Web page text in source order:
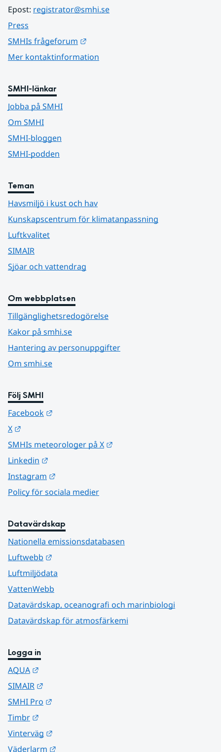
Epost: registrator@smhi.se
Press
SMHIs frågeforum
Mer kontaktinformation
SMHI-länkar
Jobba på SMHI
Om SMHI
SMHI-bloggen
SMHI-podden
Teman
Havsmiljö i kust och hav
Kunskapscentrum för klimatanpassning
Luftkvalitet
SIMAIR
Sjöar och vattendrag
Om webbplatsen
Tillgänglighetsredogörelse
Kakor på smhi.se
Hantering av personuppgifter
Om smhi.se
Följ SMHI
Facebook
X
SMHIs meteorologer på X
Linkedin
Instagram
Policy för sociala medier
Datavärdskap
Nationella emissionsdatabasen
Luftwebb
Luftmiljödata
VattenWebb
Datavärdskap, oceanografi och marinbiologi
Datavärdskap för atmosfärkemi
Logga in
AQUA
SIMAIR
SMHI Pro
Timbr
Vinterväg
Väderlarm